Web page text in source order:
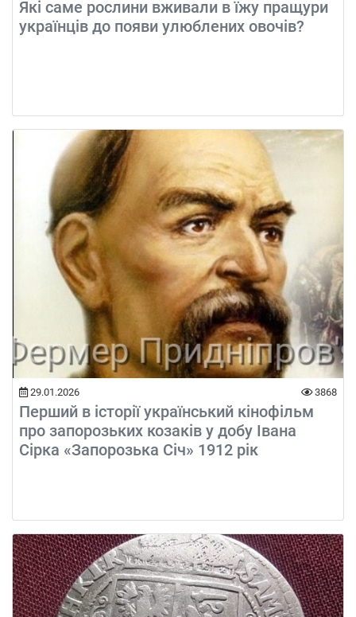
Які саме рослини вживали в їжу пращури
українців до появи улюблених овочів?
29.01.2026 3868
Перший в історії український кінофільм
про запорозьких козаків у добу Івана
Сірка «Запорозька Січ» 1912 рік